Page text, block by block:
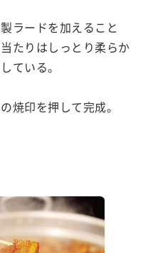
ラードを加えること
たりはしっとり柔らか
ている。
焼印を押して完成。